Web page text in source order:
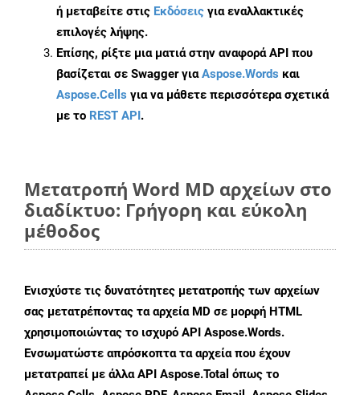
ή μεταβείτε στις Εκδόσεις για εναλλακτικές
επιλογές λήψης.
Επίσης, ρίξτε μια ματιά στην αναφορά API που
βασίζεται σε Swagger γιαAspose.Words και
Aspose.Cells για να μάθετε περισσότερα σχετικά
με το REST API.
Μετατροπή Word MD αρχείων στο
διαδίκτυο: Γρήγορη και εύκολη
μέθοδος
Ενισχύστε τις δυνατότητες μετατροπής των αρχείων
σας μετατρέποντας τα αρχεία MD σε μορφή HTML
χρησιμοποιώντας το ισχυρό API Aspose.Words.
Ενσωματώστε απρόσκοπτα τα αρχεία που έχουν
μετατραπεί με άλλα API Aspose.Total όπως το